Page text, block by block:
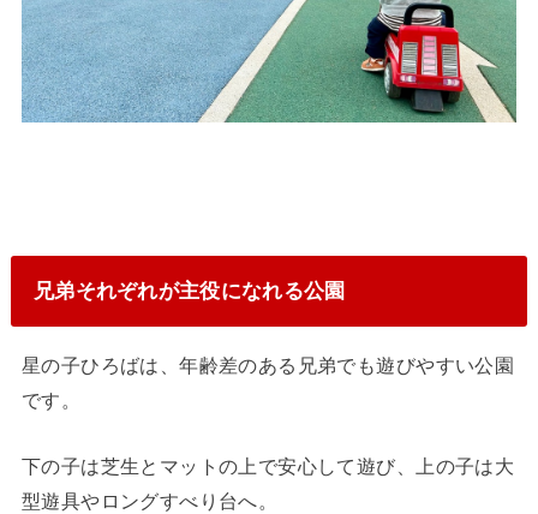
兄弟それぞれが主役になれる公園
星の子ひろばは、年齢差のある兄弟でも遊びやすい公園
です。
下の子は芝生とマットの上で安心して遊び、上の子は大
型遊具やロングすべり台へ。